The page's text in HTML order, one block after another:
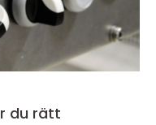
du rätt